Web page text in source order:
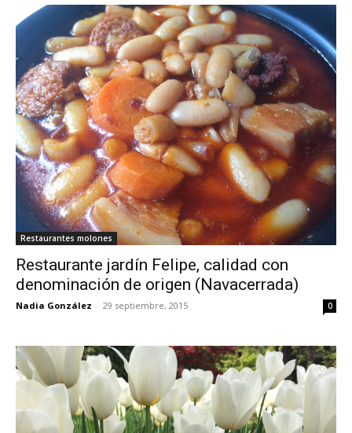
Restaurantes molones
Restaurante jardín Felipe, calidad con
denominación de origen (Navacerrada)
Nadia González - 29 septiembre, 2015 0